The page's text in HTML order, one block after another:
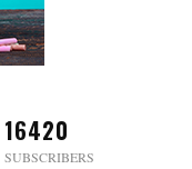
16420
SUBSCRIBERS